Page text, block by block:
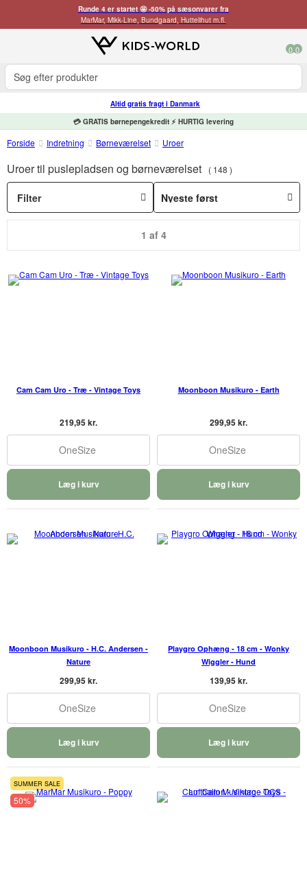
Runde 4 er startet 🤩 -50% på sæsonvarer fra
MarMar, Mikk-Line, Bundgaard, Huttelihut m.fl.
0 0
Altid gratis fragt i Danmark
💳 GRATIS børnepengekredit ⚡ HURTIG levering
Forside Indretning Børneværelset Uroer
Uroer til puslepladsen og børneværelset 148
Filter
1 af 4
Cam Cam Uro - Træ - Vintage Toys
219,95 kr.
OneSize
Læg i kurv
Moonboon Musikuro - Earth
299,95 kr.
OneSize
Læg i kurv
Moonboon Musikuro - H.C. Andersen -
Nature
299,95 kr.
OneSize
Læg i kurv
Playgro Ophæng - 18 cm - Wonky
Wiggler - Hund
139,95 kr.
OneSize
Læg i kurv
SUMMER SALE
50%